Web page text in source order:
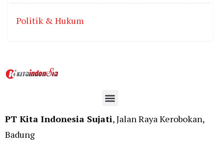
Politik & Hukum
PT Kita Indonesia Sujati, Jalan Raya Kerobokan,
Badung